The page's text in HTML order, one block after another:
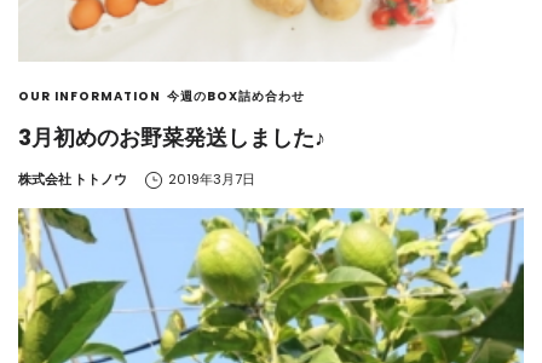
OUR INFORMATION 今週のBOX詰め合わせ
3月初めのお野菜発送しました♪
by
株式会社 トトノウ 2019年3月7日